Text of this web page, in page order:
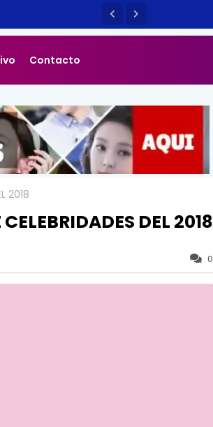
EN CHILE ES
Contacto
2018
DEL 2018
0